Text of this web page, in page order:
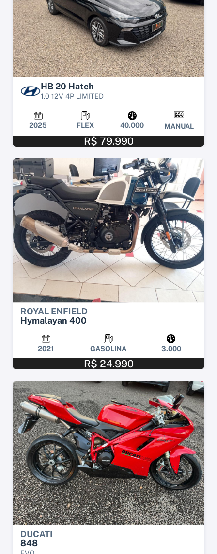
HB 20 Hatch
1.0 12V 4P LIMITED
2025 FLEX 40.000 MANUAL
R$ 79.990
ROYAL ENFIELD
Hymalayan 400
2021 GASOLINA 3.000
R$ 24.990
DUCATI
848